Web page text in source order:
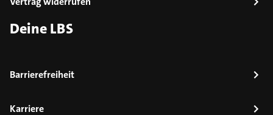
Deine LBS
Barrierefreiheit
Karriere